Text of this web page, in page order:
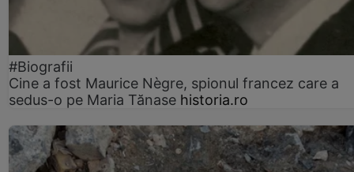
#Biografii
Cine a fost Maurice Nègre, spionul francez care a
sedus-o pe Maria Tănase historia.ro